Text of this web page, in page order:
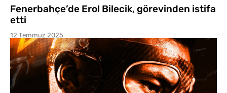
Fenerbahçe’de Erol Bilecik, görevinden istifa
etti
12 Temmuz 2025